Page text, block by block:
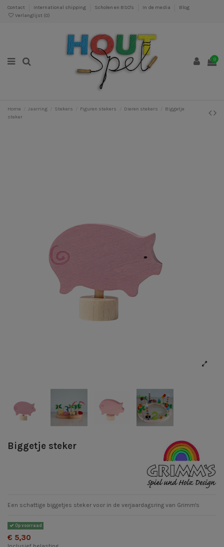
Contact International shipping Scholen en BSO's In de media
Blog
Verlanglijst (0)
0
Home Jaarring Stekers Figuren stekers Dieren stekers
Biggetje
steker
Biggetje steker
Een schattige biggetjes steker voor in de verjaardagsring van Grimm's
Op voorraad
€ 5,30